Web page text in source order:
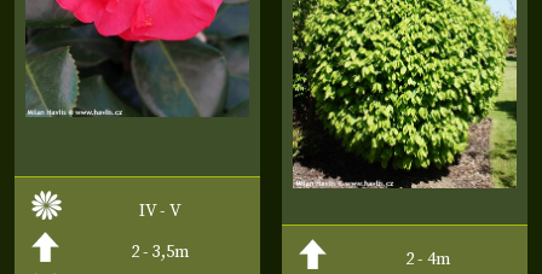
IV - V
2 - 3,5m
2 - 4m